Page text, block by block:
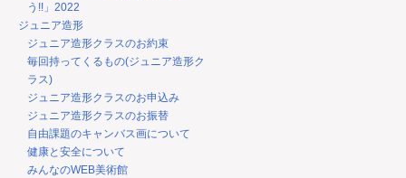
う!!」2022
ジュニア造形
ジュニア造形クラスのお約束
毎回持ってくるもの(ジュニア造形ク
ラス)
ジュニア造形クラスのお申込み
ジュニア造形クラスのお振替
自由課題のキャンバス画について
健康と安全について
みんなのWEB美術館